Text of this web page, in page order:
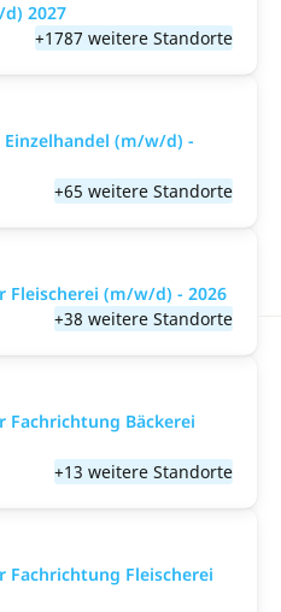
2027
+1787 weitere Standorte
(m/w/d) -
+65 weitere Standorte
Fleischerei (m/w/d) - 2026
+38 weitere Standorte
Fachrichtung Bäckerei
+13 weitere Standorte
Fachrichtung Fleischerei